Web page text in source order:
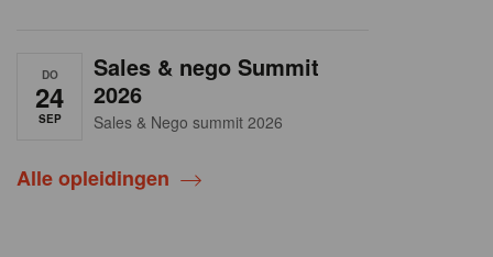
DO
24
SEP
Sales & nego Summit
2026
Sales & Nego summit 2026
Alle opleidingen